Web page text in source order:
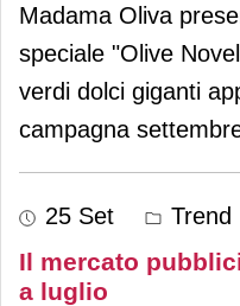
Madama Oliva
speciale "Olive
verdi dolci giganti
campagna
25 Set Trend
Il mercato
a luglio